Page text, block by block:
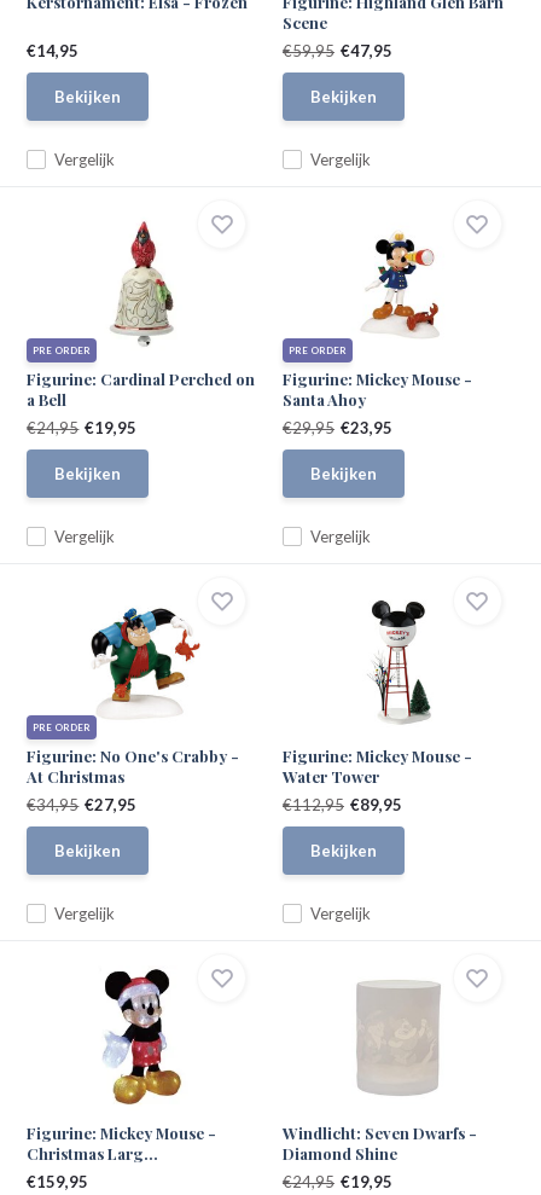
Vergelijk
€14,95
Bekijken
Scene
Vergelijk
€59,95 €47,95
Bekijken
PRE ORDER
Figurine: Cardinal Perched on
a Bell
Vergelijk
€24,95 €19,95
Bekijken
PRE ORDER
Figurine: Mickey Mouse -
Santa Ahoy
Vergelijk
€29,95 €23,95
Bekijken
PRE ORDER
Figurine: No One's Crabby -
At Christmas
Vergelijk
€34,95 €27,95
Bekijken
Figurine: Mickey Mouse -
Water Tower
Vergelijk
€112,95 €89,95
Bekijken
Figurine: Mickey Mouse -
Christmas Larg...
€159,95
Windlicht: Seven Dwarfs -
Diamond Shine
€24,95 €19,95